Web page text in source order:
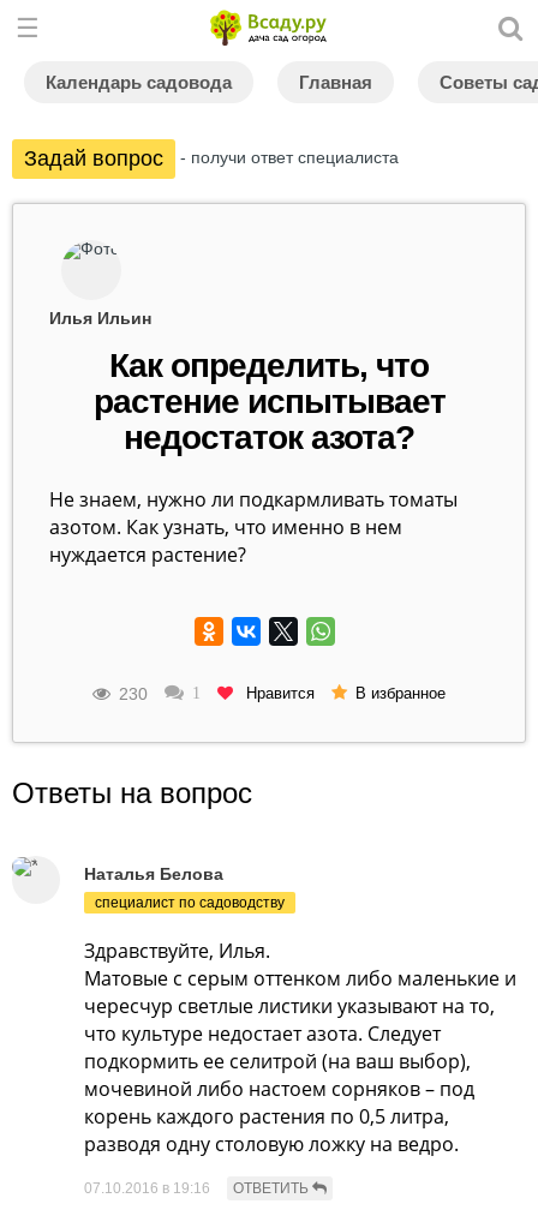
Календарь садовода Главная Советы
Задай вопрос - получи ответ специалиста
Илья Ильин
Как определить, что
растение испытывает
недостаток азота?
Не знаем, нужно ли подкармливать томаты
азотом. Как узнать, что именно в нем
нуждается растение?
230 1 Нравится В избранное
Ответы на вопрос
Наталья Белова
специалист по садоводству
Здравствуйте, Илья.
Матовые с серым оттенком либо маленькие и
чересчур светлые листики указывают на то,
что культуре недостает азота. Следует
подкормить ее селитрой (на ваш выбор),
мочевиной либо настоем сорняков – под
корень каждого растения по 0,5 литра,
разводя одну столовую ложку на ведро.
07.10.2016 в 19:16